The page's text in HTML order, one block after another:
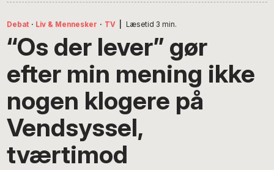
Debat · Liv & Mennesker · TV Læsetid 3 min.
“Os der lever” gør
efter min mening ikke
nogen klogere på
Vendsyssel,
tværtimod